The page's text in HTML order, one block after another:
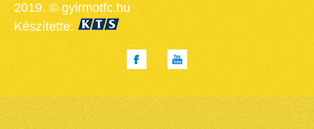
2019. © gyirmotfc.hu
Készítette: